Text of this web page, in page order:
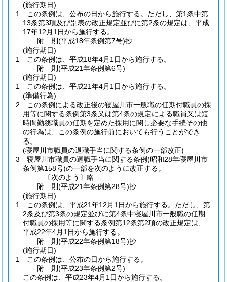
(施行期日)
1
この条例は、公布の日から施行する。 ただし、第1条中第
13条第3項及び別表の改正規定並びに第2条の規定は、平成
17年12月1日から施行する。
附 則(平成18年条例第7号)抄
(施行期日)
1
この条例は、平成18年4月1日から施行する。
附 則(平成21年条例第6号)
(施行期日)
1
この条例は、平成21年4月1日から施行する。
(準備行為)
2
この条例による改正後の寝屋川市一般職の任期付職員の採
用等に関する条例第3条又は第4条の規定による職員又は短
時間勤務職員の任期を定めた採用に関し必要な手続その他
の行為は、この条例の施行前においても行うことができ
る。
(寝屋川市職員の退職手当に関する条例の一部改正)
3
寝屋川市職員の退職手当に関する条例(昭和28年寝屋川市
条例第158号)の一部を次のように改正する。
〔次のよう〕略
附 則(平成21年条例第28号)抄
(施行期日)
1
この条例は、平成21年12月1日から施行する。 ただし、第
2条及び第3条の規定並びに第4条中寝屋川市一般職の任期
付職員の採用等に関する条例第12条第2項の改正規定は、
平成22年4月1日から施行する。
附 則(平成22年条例第18号)抄
(施行期日)
1
この条例は、公布の日から施行する。
附 則(平成23年条例第2号)
この条例は、平成23年4月1日から施行する。